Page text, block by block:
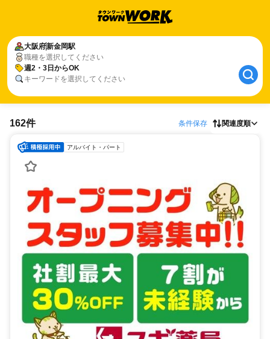
大阪府新金岡駅
職種を選択してください
週2・3日からOK
キーワードを選択してください
162件 条件保存 関連度順
アルバイト・パート